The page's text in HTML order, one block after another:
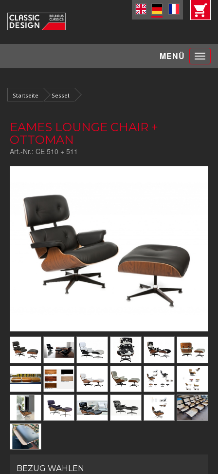
MENÜ Toggle
Startseite Sessel
EAMES LOUNGE CHAIR +
OTTOMAN
Art.-Nr.: CE 510 + 511
BEZUG WÄHLEN